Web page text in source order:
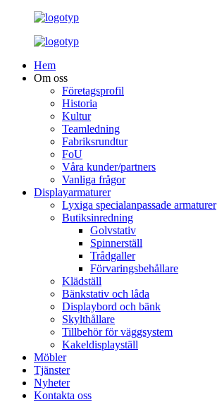
Hem
Om oss
Företagsprofil
Historia
Kultur
Teamledning
Fabriksrundtur
FoU
Våra kunder/partners
Vanliga frågor
Displayarmaturer
Lyxiga specialanpassade armaturer
Butiksinredning
Golvstativ
Spinnerställ
Trådgaller
Förvaringsbehållare
Klädställ
Bänkstativ och låda
Displaybord och bänk
Skylthållare
Tillbehör för väggsystem
Kakeldisplayställ
Möbler
Tjänster
Nyheter
Kontakta oss